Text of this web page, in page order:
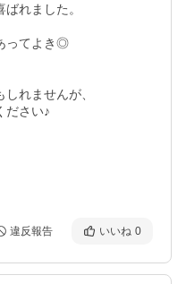
れました。
ってよき◎
れませんが、
違反報告 いいね 0